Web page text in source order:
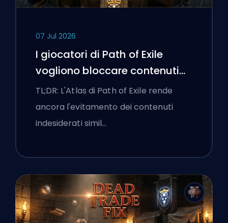
07 Jul 2026
I giocatori di Path of Exile
vogliono bloccare contenuti
cattivi e l'interfaccia continua
a ostacolarli
TL;DR: L'Atlas di Path of Exile rende
ancora l'evitamento dei contenuti
indesiderati simil…